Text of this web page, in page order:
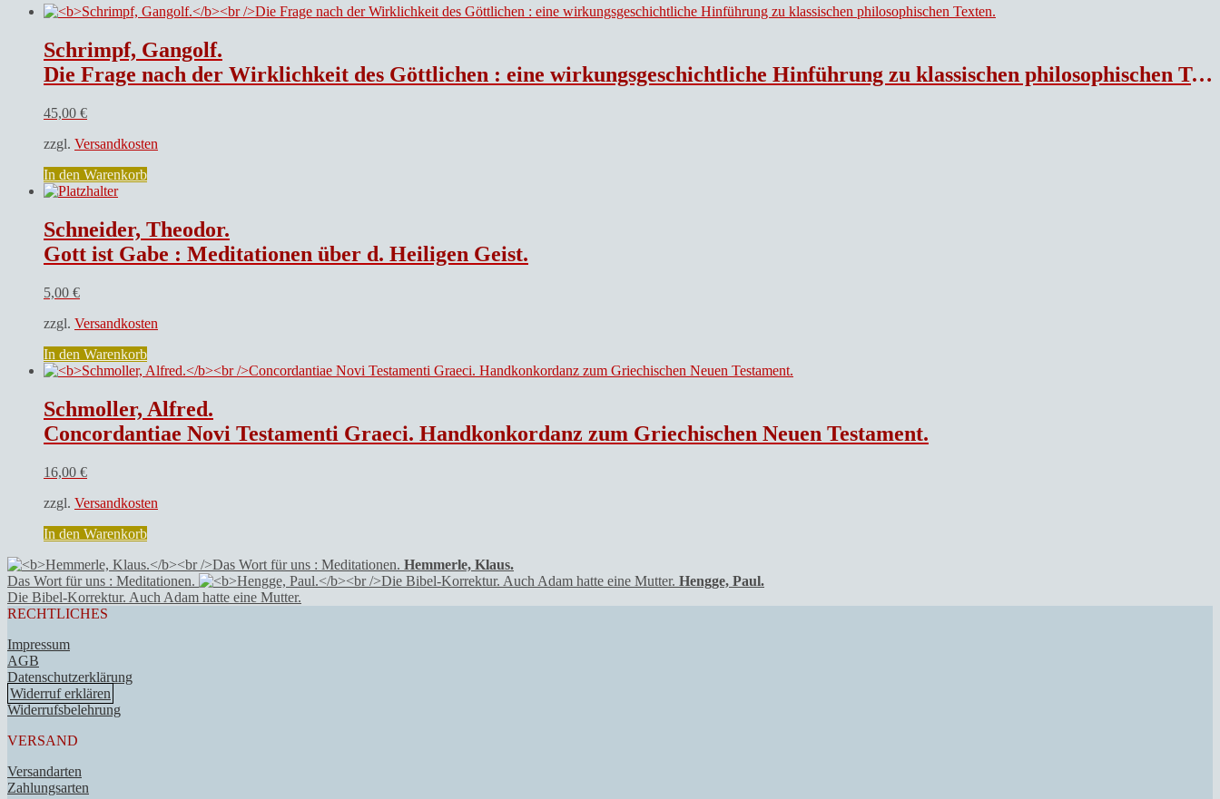
Schrimpf, Gangolf.
Die Frage nach der Wirklichkeit des Göttlichen : eine wirkungsgeschichtliche Hinführung zu klassischen philosophischen Texten.
45,00 €
zzgl. Versandkosten
In den Warenkorb
Schneider, Theodor.
Gott ist Gabe : Meditationen über d. Heiligen Geist.
5,00 €
zzgl. Versandkosten
In den Warenkorb
Schmoller, Alfred.
Concordantiae Novi Testamenti Graeci. Handkonkordanz zum Griechischen Neuen Testament.
16,00 €
zzgl. Versandkosten
In den Warenkorb
Hemmerle, Klaus.
Das Wort für uns : Meditationen.
Hengge, Paul.
Die Bibel-Korrektur. Auch Adam hatte eine Mutter.
RECHTLICHES
Impressum
AGB
Datenschutzerklärung
Widerruf erklären
Widerrufsbelehrung
VERSAND
Versandarten
Zahlungsarten